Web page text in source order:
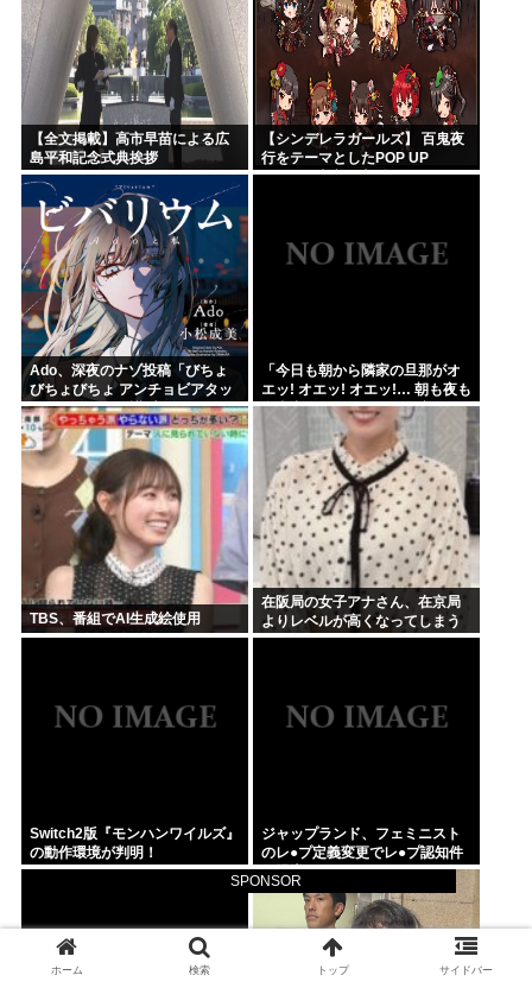
SPONSOR
【全文掲載】高市早苗による広
島平和記念式典挨拶
【シンデレラガールズ】 百鬼夜
行をテーマとしたPOP UP
SHOPが東京・大阪にて開催
Ado、深夜のナゾ投稿「びちょ
びちょびちょ アンチョビアタッ
ク！」 SNSに反響広がる
「今日も朝から隣家の旦那がオ
エッ! オエッ! オエッ!… 朝も夜も
食事中もかなりえづきの音がし
て不愉快な1日が始まります…」
TBS、番組でAI生成絵使用
在阪局の女子アナさん、在京局
よりレベルが高くなってしまう
Switch2版『モンハンワイルズ』
の動作環境が判明！
ジャップランド、フェミニスト
のレ●プ定義変更でレ●プ認知件
数爆増www
ホーム 検索 トップ サイドバー